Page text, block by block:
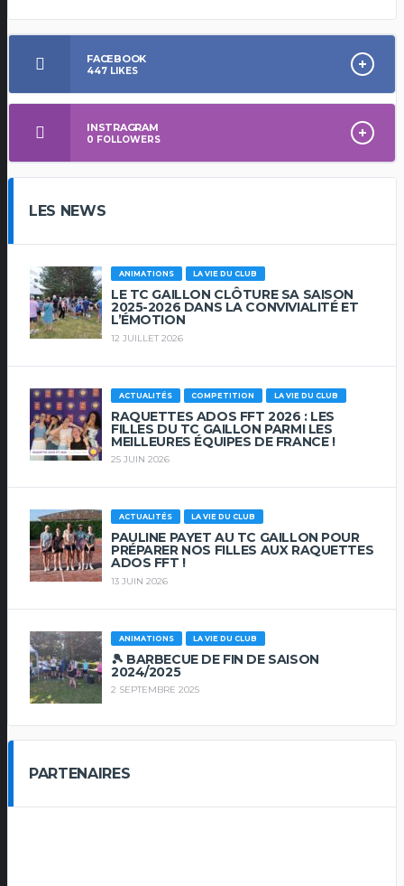
FACEBOOK
447 LIKES
INSTRAGRAM
0 FOLLOWERS
LES NEWS
ANIMATIONS LA VIE DU CLUB
LE TC GAILLON CLÔTURE SA SAISON
2025-2026 DANS LA CONVIVIALITÉ ET
L’ÉMOTION
12 JUILLET 2026
ACTUALITÉS COMPETITION LA VIE DU CLUB
RAQUETTES ADOS FFT 2026 : LES
FILLES DU TC GAILLON PARMI LES
MEILLEURES ÉQUIPES DE FRANCE !
25 JUIN 2026
ACTUALITÉS LA VIE DU CLUB
PAULINE PAYET AU TC GAILLON POUR
PRÉPARER NOS FILLES AUX RAQUETTES
ADOS FFT !
13 JUIN 2026
ANIMATIONS LA VIE DU CLUB
🎾 BARBECUE DE FIN DE SAISON
2024/2025
2 SEPTEMBRE 2025
PARTENAIRES